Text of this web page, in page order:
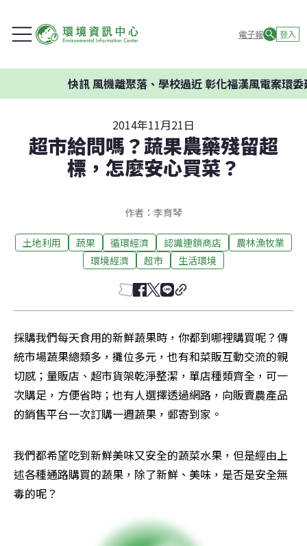
電子報 登入
風機離聚落、學校過近 彰化福漢風電案環委建議不應
2014年11月21日
超市給問嗎？蔬果農藥殘留超
標，怎麼安心買菜？
作者：李育琴
土地利用 蔬果 循環經濟 認識連鎖商店
農林漁牧業
環境經濟
超市 生活環境
採購我們每天食用的新鮮蔬果時，你都到哪裡購買呢？傳
統市場蔬果總類多，攤位多元，也有和菜販互動交流的親
切感；量販店、超市貨架乾淨整潔，單店種類齊全，可一
次購足，方便省時；也有人選擇透過網路，向販賣農產品
的銷售平台一次訂購一週蔬果，郵寄到家。
我們都希望吃到新鮮美味又安全的蔬菜水果，但是經由上
述各種通路購買的蔬果，除了新鮮、美味，是否是安全無
毒的呢？